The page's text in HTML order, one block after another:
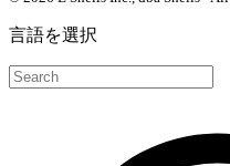
言語を選択